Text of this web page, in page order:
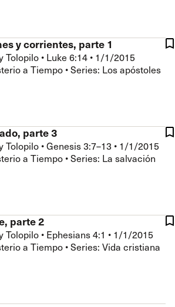
y corrientes, parte 1
Tolopilo • Luke 6:14 • 1/1/2015
a Tiempo • Series: Los apóstoles
parte 3
Tolopilo •Genesis 3:7–13 • 1/1/2015
a Tiempo • Series: La salvación
parte 2
Tolopilo • Ephesians 4:1 • 1/1/2015
a Tiempo • Series: Vida cristiana